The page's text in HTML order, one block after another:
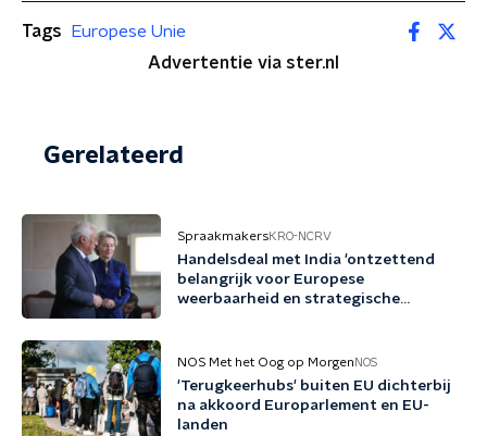
Tags
Europese Unie
Advertentie via ster.nl
Gerelateerd
SpraakmakersKRO-NCRV
Handelsdeal met India 'ontzettend
belangrijk voor Europese
weerbaarheid en strategische
NOS Met het Oog op Morgen NOS
'Terugkeerhubs' buiten EU dichterbij
na akkoord Europarlement en EU-
landen